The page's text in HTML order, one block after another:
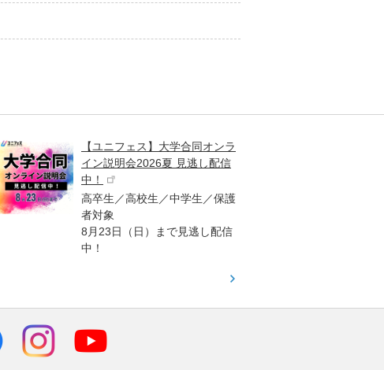
【ユニフェス】大学合同オンラ
イン説明会2026夏 見逃し配信
中！
高卒生／高校生／中学生／保護
者対象
8月23日（日）まで見逃し配信
中！